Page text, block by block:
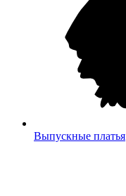
Выпускные платья